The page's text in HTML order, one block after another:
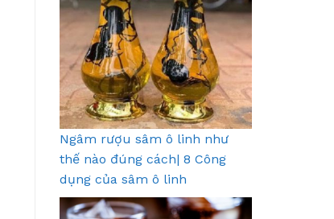
Ngâm rượu sâm ô linh như
thế nào đúng cách| 8 Công
dụng của sâm ô linh